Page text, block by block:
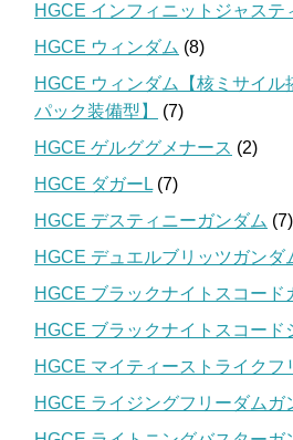
HGCE インフィニットジャステ
HGCE ウィンダム (8)
HGCE ウィンダム【核ミサイル
パック装備型】
(7)
HGCE ゲルググメナース (2)
HGCE ダガーL (7)
HGCE デスティニーガンダム (7)
HGCE デュエルブリッツガンダ
HGCE ブラックナイトスコード
HGCE ブラックナイトスコード
HGCE マイティーストライクフ
HGCE ライジングフリーダムガ